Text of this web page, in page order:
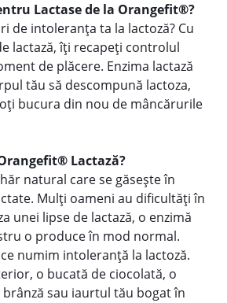
Lactase de la Orangefit®?
de intoleranța ta la lactoză? Cu
lactază, îți recapeți controlul
de plăcere. Enzima lactază
tău să descompună lactoza,
bucura din nou de mâncărurile
Lactază?
natural care se găsește în
Mulți oameni au dificultăți în
unei lipse de lactază, o enzimă
o produce în mod normal.
numim intoleranță la lactoză.
o bucată de ciocolată, o
sau iaurtul tău bogat în